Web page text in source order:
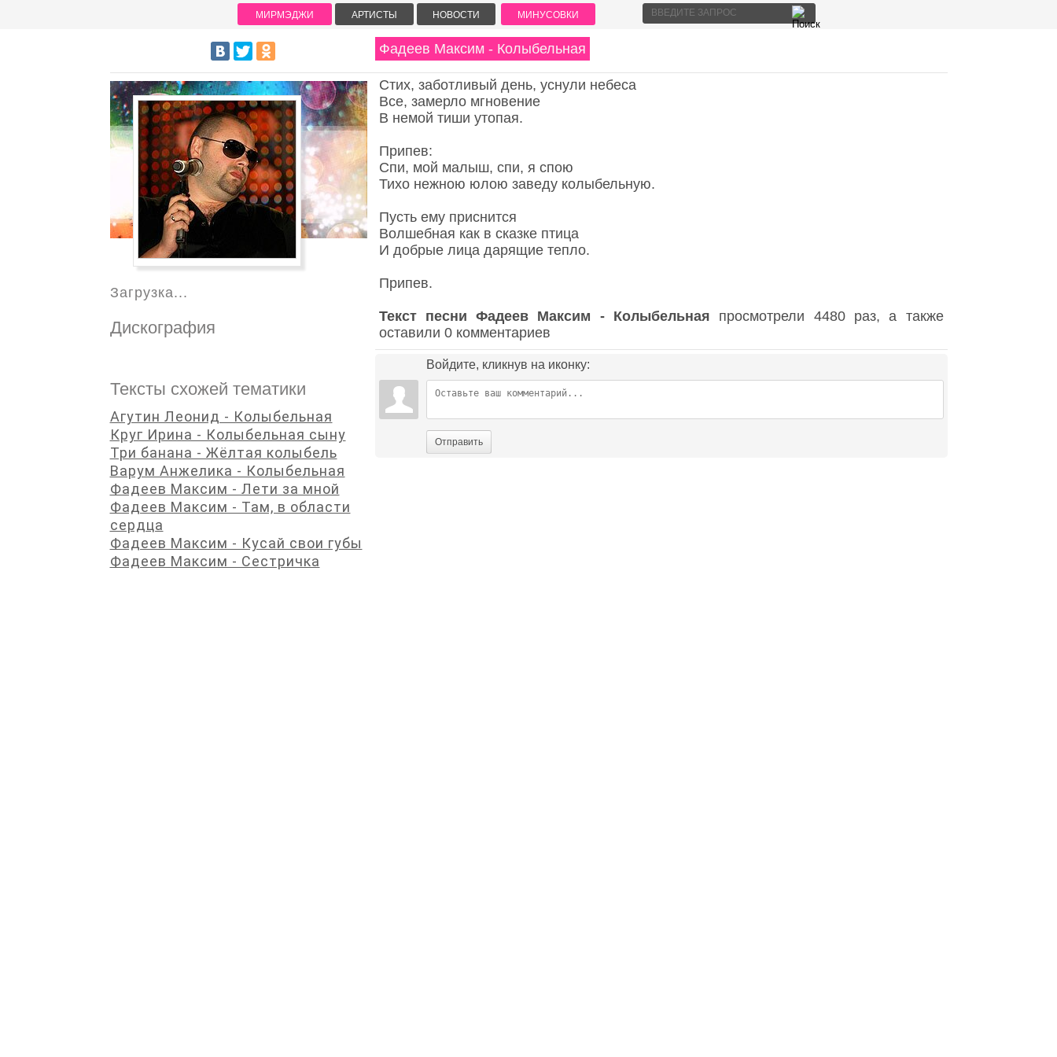
Фадеев Максим - Колыбельная
Стих, заботливый день, уснули небеса
Все, замерло мгновение
В немой тиши утопая.
Припев:
Спи, мой малыш, спи, я спою
Тихо нежною юлою заведу колыбельную.
Пусть ему приснится
Волшебная как в сказке птица
И добрые лица дарящие тепло.
Припев.
Текст песни Фадеев Максим - Колыбельная просмотрели 4480 раз, а также
оставили 0 комментариев
Войдите, кликнув на иконку:
Отправить
Загрузка...
Дискография
Тексты схожей тематики
Агутин Леонид - Колыбельная
Круг Ирина - Колыбельная сыну
Три банана - Жёлтая колыбель
Варум Анжелика - Колыбельная
Фадеев Максим - Лети за мной
Фадеев Максим - Там, в области
сердца
Фадеев Максим - Кусай свои губы
Фадеев Максим - Сестричка
МИРМЭДЖИ АРТИСТЫ НОВОСТИ МИНУСОВКИ